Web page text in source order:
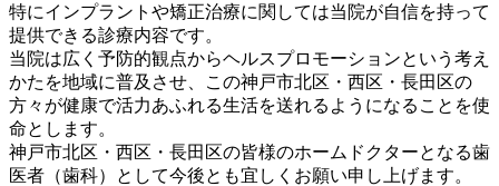
特にインプラントや矯正治療に関しては当院が自信を持って
提供できる診療内容です。
当院は広く予防的観点からヘルスプロモーションという考え
かたを地域に普及させ、この神戸市北区・西区・長田区の
方々が健康で活力あふれる生活を送れるようになることを使
命とします。
神戸市北区・西区・長田区の皆様のホームドクターとなる歯
医者（歯科）として今後とも宜しくお願い申し上げます。